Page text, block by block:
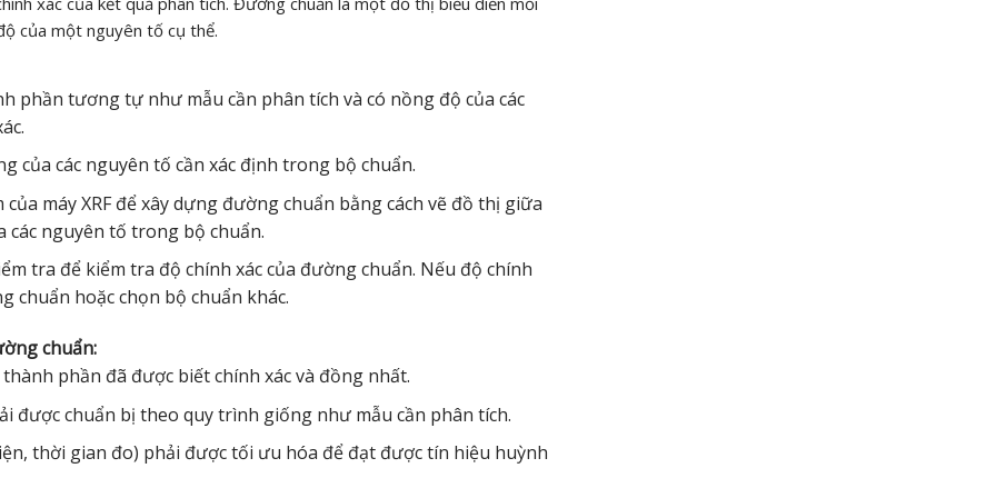
của một nguyên tố cụ thể.
phần tương tự như mẫu cần phân tích và có nồng độ của các
của các nguyên tố cần xác định trong bộ chuẩn.
máy XRF để xây dựng đường chuẩn bằng cách vẽ đồ thị giữa
các nguyên tố trong bộ chuẩn.
tra để kiểm tra độ chính xác của đường chuẩn. Nếu độ chính
chuẩn hoặc chọn bộ chuẩn khác.
chuẩn:
phần đã được biết chính xác và đồng nhất.
được chuẩn bị theo quy trình giống như mẫu cần phân tích.
thời gian đo) phải được tối ưu hóa để đạt được tín hiệu huỳnh